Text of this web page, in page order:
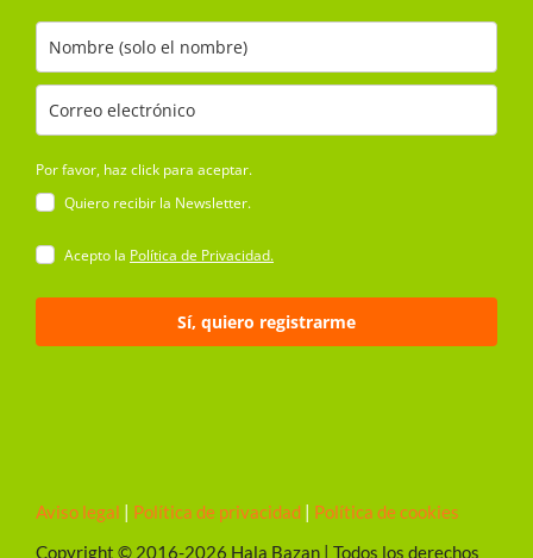
Por favor, haz click para aceptar.
Quiero recibir la Newsletter.
Acepto la Política de Privacidad.
Sí, quiero registrarme
Aviso legal | Política de privacidad| Política de cookies
Copyright © 2016-2026 Hala Bazan | Todos los derechos